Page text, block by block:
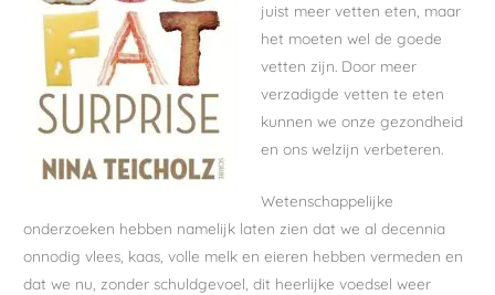
juist meer vetten eten, maar
het moeten wel de goede
vetten zijn. Door meer
verzadigde vetten te eten
kunnen we onze gezondheid
en ons welzijn verbeteren.
Wetenschappelijke
onderzoeken hebben namelijk laten zien dat we al decennia
onnodig vlees, kaas, volle melk en eieren hebben vermeden en
dat we nu, zonder schuldgevoel, dit heerlijke voedsel weer